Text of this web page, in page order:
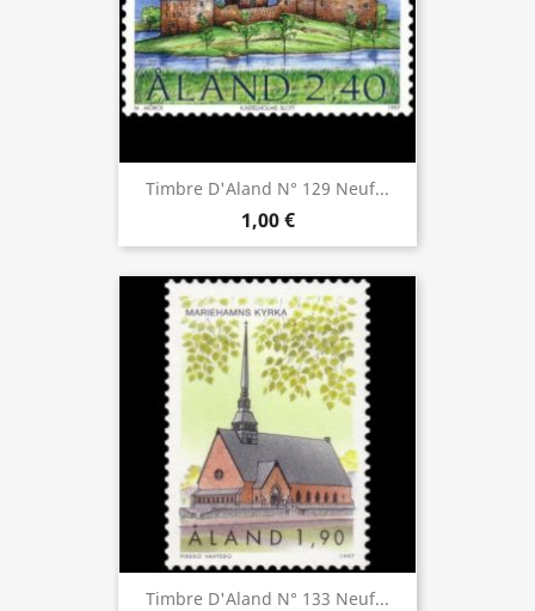
Timbre D'Aland N° 129 Neuf...
1,00 €
Timbre D'Aland N° 133 Neuf...